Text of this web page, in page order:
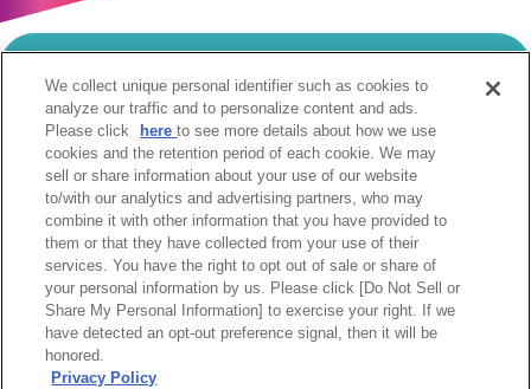
当サイトのご利用にあたって
個人情報の取扱いについて
Cookie設定について
ソーシャルメディア利用規約
ウェブアクセシビリティへの取組み
関係会社
サイトマップ
お問合せ
We collect unique personal identifier such as cookies to
analyze our traffic and to personalize content and ads.
Please click
hereto see more details about how we use
cookies and the retention period of each cookie. We may
sell or share information about your use of our website
to/with our analytics and advertising partners, who may
combine it with other information that you have provided to
them or that they have collected from your use of their
services. You have the right to opt out of sale or share of
your personal information by us. Please click [Do Not Sell or
Share My Personal Information] to exercise your right. If we
have detected an opt-out preference signal, then it will be
honored.
Privacy Policy